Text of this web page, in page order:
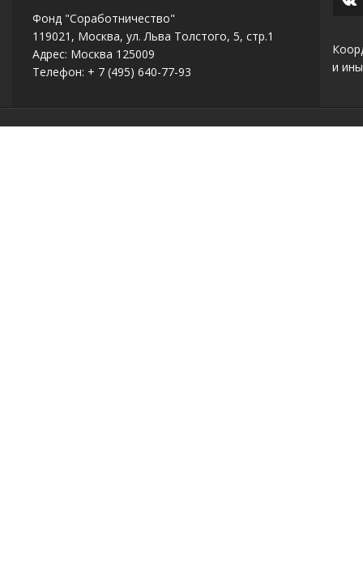
Фонд "Соработничество"
119021, Москва, ул. Льва Толстого, 5, стр.1
Адрес: Москва 125009
Телефон: + 7 (495) 640-77-93
и